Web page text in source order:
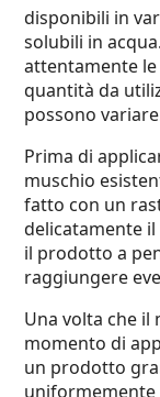
disponibili in
solubili in
attentamente
quantità da
possono
Prima di
muschio
fatto con un
delicatamente
il prodotto a
raggiungere
Una volta che il
momento di
un prodotto
uniformemente